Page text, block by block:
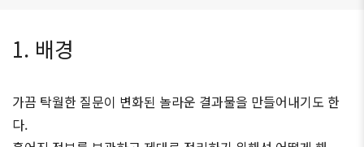
1. 배경
가끔 탁월한 질문이 변화된 놀라운 결과물을 만들어내기도 한
다.